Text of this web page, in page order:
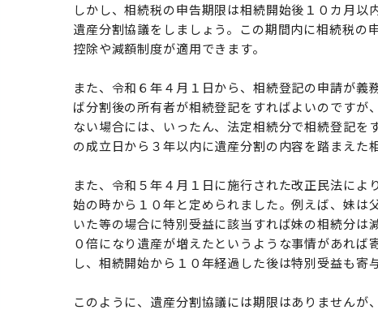
しかし、相続税の申告期限は相続開始後１０カ月
遺産分割協議をしましょう。この期間内に相続税
控除や減額制度が適用できます。
また、令和６年４月１日から、相続登記の申請が
ば分割後の所有者が相続登記をすればよいのです
ない場合には、いったん、法定相続分で相続登記
の成立日から３年以内に遺産分割の内容を踏まえた
また、令和５年４月１日に施行された改正民法に
始の時から１０年と定められました。例えば、妹は
いた等の場合に特別受益に該当すれば妹の相続分
０倍になり遺産が増えたというような事情があれ
し、相続開始から１０年経過した後は特別受益も寄
このように、遺産分割協議には期限はありません